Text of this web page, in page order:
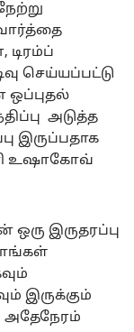
டிரம்ப்
செய்யப்பட்டு
ஒப்புதல்
அடுத்த
இருப்பதாக
உஷாகோவ்
ஒரு இருதரப்பு
இருக்கும்
அதேநேரம்